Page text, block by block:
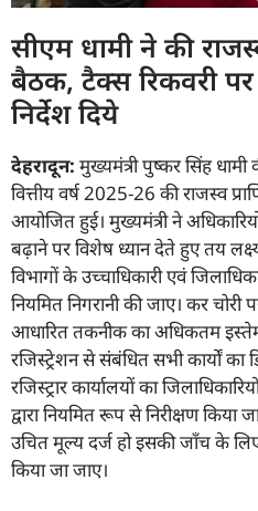
सीएम धामी ने की
बैठक, टैक्स रिकवरी
निर्देश दिये
देहरादून: मुख्यमंत्री पुष्कर सिंह
वित्तीय वर्ष 2025-26 की राजस्व
आयोजित हुई। मुख्यमंत्री ने
बढ़ाने पर विशेष ध्यान देते हुए तय
विभागों के उच्चाधिकारी एवं
नियमित निगरानी की जाए। कर
आधारित तकनीक का अधिकतम
रजिस्ट्रेशन से संबंधित सभी कार्यों
रजिस्ट्रार कार्यालयों का
द्वारा नियमित रूप से निरीक्षण किया
उचित मूल्य दर्ज हो इसकी जाँच के
किया जा जाए।